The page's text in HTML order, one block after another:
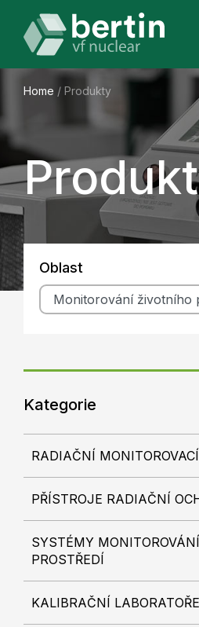
Home / Produkty
Oblast
Kategorie
RADIAČNÍ
PŘÍSTROJE RADIAČNÍ
SYSTÉMY
PROSTŘEDÍ
KALIBRAČNÍ LABORATOŘE